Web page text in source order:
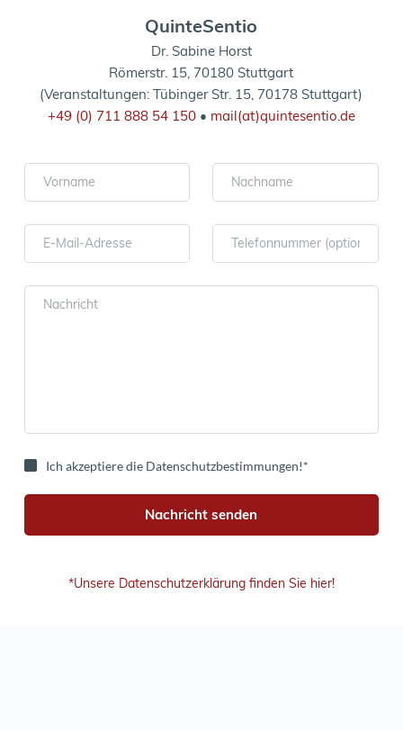
QuinteSentio
Dr. Sabine Horst
Römerstr. 15, 70180 Stuttgart
(Veranstaltungen: Tübinger Str. 15, 70178 Stuttgart)
+49 (0) 711 888 54 150 • mail(at)quintesentio.de
Ich akzeptiere die Datenschutzbestimmungen!*
Nachricht senden
*Unsere Datenschutzerklärung finden Sie hier!